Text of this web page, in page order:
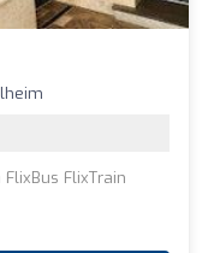
FlixTrain